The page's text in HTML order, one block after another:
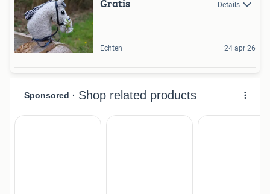
Gratis Details
Echten 24 apr 26